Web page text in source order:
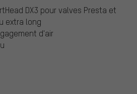
DX3 pour valves Presta et
extra long
d'air